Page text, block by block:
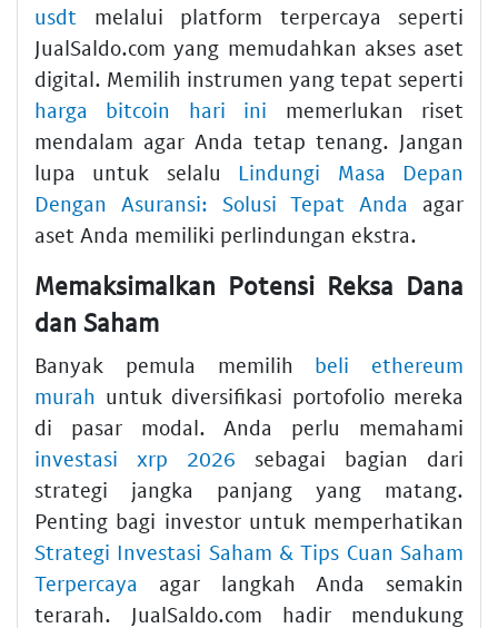
usdt melalui platform terpercaya seperti
JualSaldo.com yang memudahkan akses aset
digital. Memilih instrumen yang tepat seperti
harga bitcoin hari ini memerlukan riset
mendalam agar Anda tetap tenang. Jangan
lupa untuk selalu Lindungi Masa Depan
Dengan Asuransi: Solusi Tepat Anda agar
aset Anda memiliki perlindungan ekstra.
Memaksimalkan Potensi Reksa Dana
dan Saham
Banyak pemula memilih beli ethereum
murah untuk diversifikasi portofolio mereka
di pasar modal. Anda perlu memahami
investasi xrp 2026 sebagai bagian dari
strategi jangka panjang yang matang.
Penting bagi investor untuk memperhatikan
Strategi Investasi Saham & Tips Cuan Saham
Terpercaya agar langkah Anda semakin
terarah. JualSaldo.com hadir mendukung